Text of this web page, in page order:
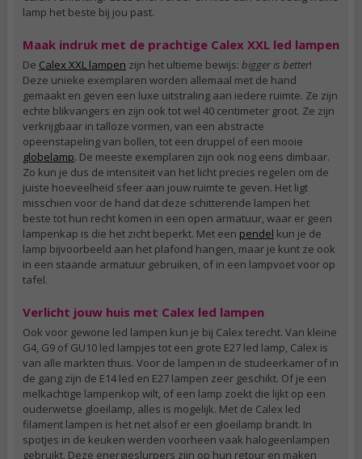
lamp het beste bij jou past.
Maak indruk met de prachtige Calex XXL led lampen
De Calex XXL lampen zijn het ultieme bewijs: bigger is better!
Deze unieke exemplaren worden allemaal met de hand
gemaakt en geven een luxe uitstraling aan iedere ruimte. Ze zijn
echte blikvangers en zijn ook tot wel 40 centimeter groot. Ze zijn
verkrijgbaar in talloze vormen, van een abstracte
opeenstapeling van bollen, tot een druppel of een mooie
globelamp. De meeste exemplaren zijn ook nog eens dimbaar.
Zo kun je dus de intensiteit van het licht precies regelen om de
juiste hoeveelheid sfeer aan jouw ruimte te geven. Het ligt
misschien voor de hand dat deze schitterende lampen het
beste tot hun recht komen in een open armatuur, waar er geen
lampenkap is die het zicht beperkt. Met een pendel kun je de
lamp bijvoorbeeld aan het plafond hangen, maar je kunt ze ook
in een staande armatuur gebruiken, of in een lampvoet voor op
tafel.
Verlicht jouw huis met Calex led lampen
Ook voor gewone led lampen kun je bij Calex terecht. Van kleine
G4, G9 of GU10 led lampjes tot een grote E27 led lamp, Calex is
van alle markten thuis. Voor de lampen in de studeerkamer of in
de gang zijn de E14 led en E27 lampen zeer geschikt. Of je een
melkachtige lampenkop wilt, of een lamp zoekt die lijkt op een
ouderwetse gloeilamp, alles is mogelijk. Met de Calex led
filament lampen is het net alsof er een gloeilamp brandt. In
spotjes in de keuken werden voorheen vaak halogeenlampen
gebruikt. Deze energieslurpers zijn op hun retour en maken